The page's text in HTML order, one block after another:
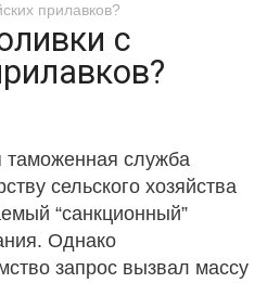
прилавков?
с
служба
сельского хозяйства
“санкционный”
Однако
запрос вызвал массу